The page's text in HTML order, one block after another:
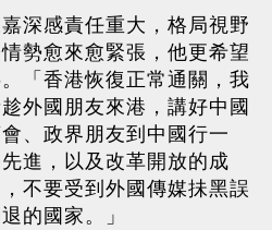
深感責任重大，格局視野
勢愈來愈緊張，他更希望
「香港恢復正常通關，我
外國朋友來港，講好中國
、政界朋友到中國行一
進，以及改革開放的成
不要受到外國傳媒抺黑誤
的國家。」